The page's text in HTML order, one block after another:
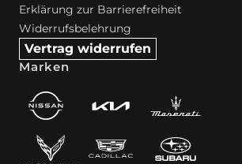
Erklärung zur Barrierefreiheit
Widerrufsbelehrung
Vertrag widerrufen
Marken